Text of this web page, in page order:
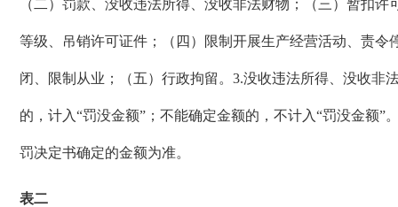
（二）罚款、没收违法所得、没收非法财物；（三）暂扣许
等级、吊销许可证件；（四）限制开展生产经营活动、责令
闭、限制从业；（五）行政拘留。 3.没收违法所得、没收非
的，计入“罚没金额”；不能确定金额的，不计入“罚没金额”
罚决定书确定的金额为准。
表二